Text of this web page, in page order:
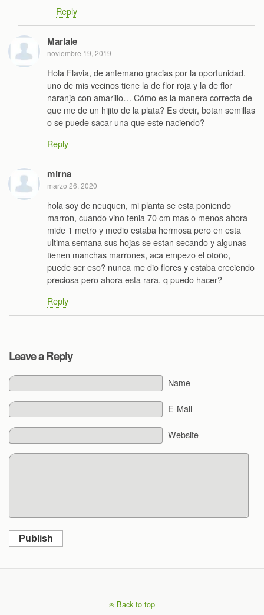
Reply
Mariale
noviembre 19, 2019
Hola Flavia, de antemano gracias por la oportunidad.
uno de mis vecinos tiene la de flor roja y la de flor
naranja con amarillo… Cómo es la manera correcta de
que me de un hijito de la plata? Es decir, botan semillas
o se puede sacar una que este naciendo?
Reply
mirna
marzo 26, 2020
hola soy de neuquen, mi planta se esta poniendo
marron, cuando vino tenia 70 cm mas o menos ahora
mide 1 metro y medio estaba hermosa pero en esta
ultima semana sus hojas se estan secando y algunas
tienen manchas marrones, aca empezo el otoño,
puede ser eso? nunca me dio flores y estaba creciendo
preciosa pero ahora esta rara, q puedo hacer?
Reply
Leave a Reply
Name
E-Mail
Website
Publish
Back to top